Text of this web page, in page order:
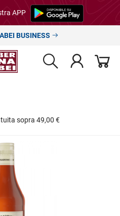
APP
BUSINESS
sopra 49,00 €